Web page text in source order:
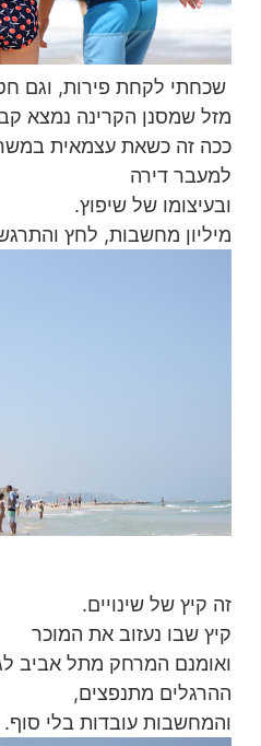
שכחתי לקחת פירות, וגם
מזל שמסנן הקרינה נמצא
ככה זה כשאת עצמאית
למעבר דירה
ובעיצומו של שיפוץ.
מיליון מחשבות, לחץ
זה קיץ של שינויים.
קיץ שבו נעזוב את המוכר
ואומנם המרחק מתל אביב
ההרגלים מתנפצים,
והמחשבות עובדות בלי סוף.